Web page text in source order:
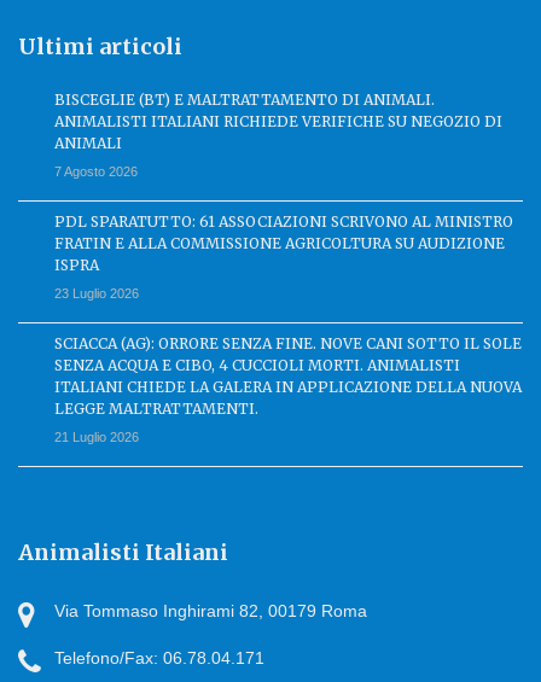
Ultimi articoli
BISCEGLIE (BT) E MALTRATTAMENTO DI ANIMALI.
ANIMALISTI ITALIANI RICHIEDE VERIFICHE SU NEGOZIO DI
ANIMALI
7 Agosto 2026
PDL SPARATUTTO: 61 ASSOCIAZIONI SCRIVONO AL MINISTRO
FRATIN E ALLA COMMISSIONE AGRICOLTURA SU AUDIZIONE
ISPRA
23 Luglio 2026
SCIACCA (AG): ORRORE SENZA FINE. NOVE CANI SOTTO IL SOLE
SENZA ACQUA E CIBO, 4 CUCCIOLI MORTI. ANIMALISTI
ITALIANI CHIEDE LA GALERA IN APPLICAZIONE DELLA NUOVA
LEGGE MALTRATTAMENTI.
21 Luglio 2026
Animalisti Italiani
Via Tommaso Inghirami 82, 00179 Roma
Telefono/Fax: 06.78.04.171